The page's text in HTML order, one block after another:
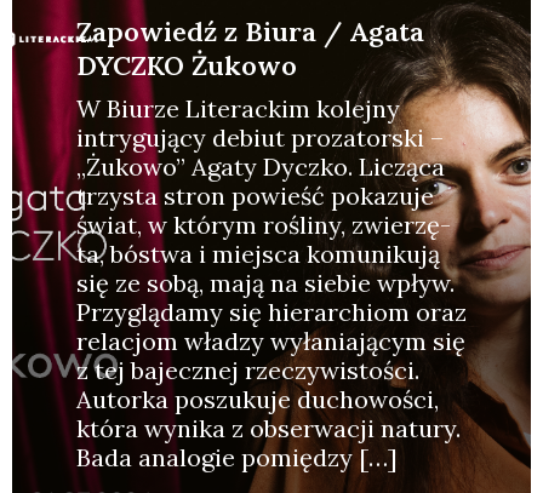
Zapowiedź z Biura / Agata
DYCZKO Żukowo
W Biu­rze Lite­rac­kim kolej­ny
intry­gu­ją­cy debiut pro­za­tor­ski –
„Żuko­wo” Aga­ty Dycz­ko. Liczą­ca
trzy­sta stron powieść poka­zu­je
świat, w któ­rym rośli­ny, zwie­rzę­
ta, bóstwa i miej­sca komu­ni­ku­ją
się ze sobą, mają na sie­bie wpływ.
Przy­glą­da­my się hie­rar­chiom oraz
rela­cjom wła­dzy wyła­nia­ją­cym się
z tej bajecz­nej rze­czy­wi­sto­ści.
Autor­ka poszu­ku­je ducho­wo­ści,
któ­ra wyni­ka z obser­wa­cji natu­ry.
Bada ana­lo­gie pomię­dzy […]